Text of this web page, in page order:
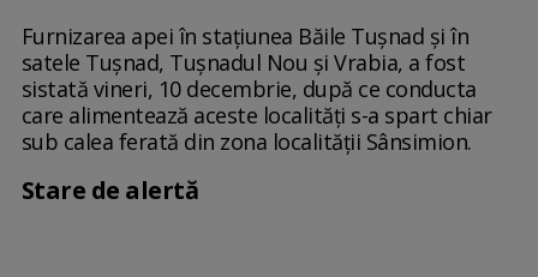
Furnizarea apei în staţiunea Băile Tuşnad şi în
satele Tuşnad, Tuşnadul Nou şi Vrabia, a fost
sistată vineri, 10 decembrie, după ce conducta
care alimentează aceste localităţi s-a spart chiar
sub calea ferată din zona localităţii Sânsimion.
Stare de alertă